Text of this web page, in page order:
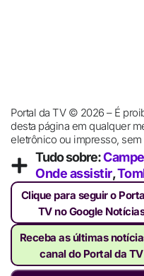
Portal da TV © 2026 – É
desta página em qualquer
eletrônico ou impresso,
Tudo sobre:
Onde assistir,
Clique para seguir o
TV no Google
Receba as últimas
canal do Portal da TV